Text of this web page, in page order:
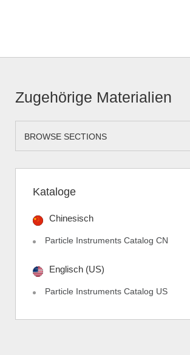
Zugehörige Materialien
BROWSE SECTIONS
Kataloge
Chinesisch
Particle Instruments Catalog CN
Englisch (US)
Particle Instruments Catalog US